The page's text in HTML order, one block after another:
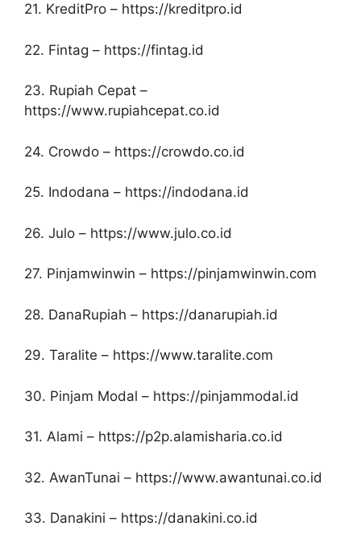
21. KreditPro – https://kreditpro.id
22. Fintag – https://fintag.id
23. Rupiah Cepat –
https://www.rupiahcepat.co.id
24. Crowdo – https://crowdo.co.id
25. Indodana – https://indodana.id
26. Julo – https://www.julo.co.id
27. Pinjamwinwin – https://pinjamwinwin.com
28. DanaRupiah – https://danarupiah.id
29. Taralite – https://www.taralite.com
30. Pinjam Modal – https://pinjammodal.id
31. Alami – https://p2p.alamisharia.co.id
32. AwanTunai – https://www.awantunai.co.id
33. Danakini – https://danakini.co.id